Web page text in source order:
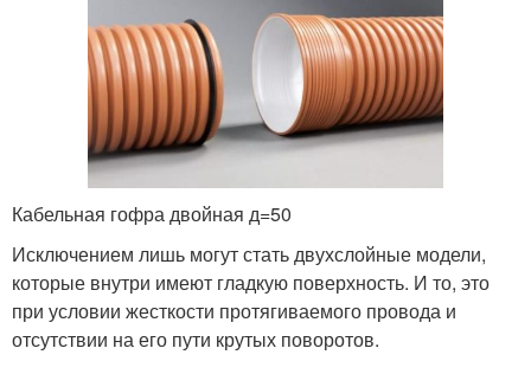
Кабельная гофра двойная д=50
Исключением лишь могут стать двухслойные модели,
которые внутри имеют гладкую поверхность. И то, это
при условии жесткости протягиваемого провода и
отсутствии на его пути крутых поворотов.